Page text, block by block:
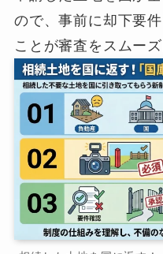
ので、事前に却下要
ことが審査をスムー